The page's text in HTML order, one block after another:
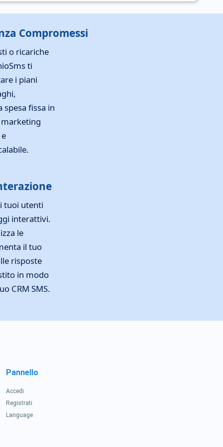
Compromessi
o ricariche
ti
i piani
fissa in
tuoi utenti
interattivi.
le
il tuo
risposte
in modo
CRM SMS.
Pannello
Accedi
Registrati
Language